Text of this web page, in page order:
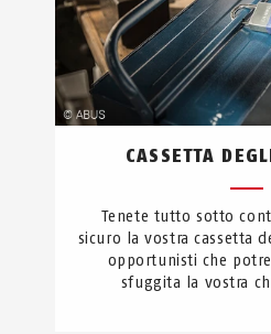
CASSETTA
Tenete tutto sotto
sicuro la vostra cassetta
opportunisti che
sfuggita la vostra